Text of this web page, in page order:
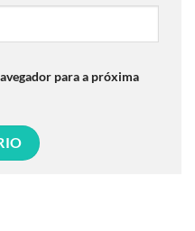
para a próxima